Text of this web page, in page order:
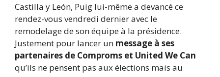
Castilla y León, Puig lui-même a devancé ce
rendez-vous vendredi dernier avec le
remodelage de son équipe à la présidence.
Justement pour lancer un message à ses
partenaires de Comproms et United We Can
qu’ils ne pensent pas aux élections mais au